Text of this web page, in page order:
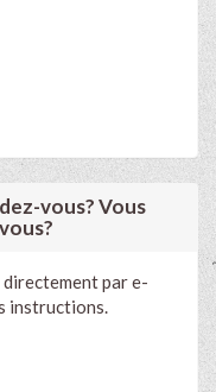
vous? Vous
par e-
instructions.